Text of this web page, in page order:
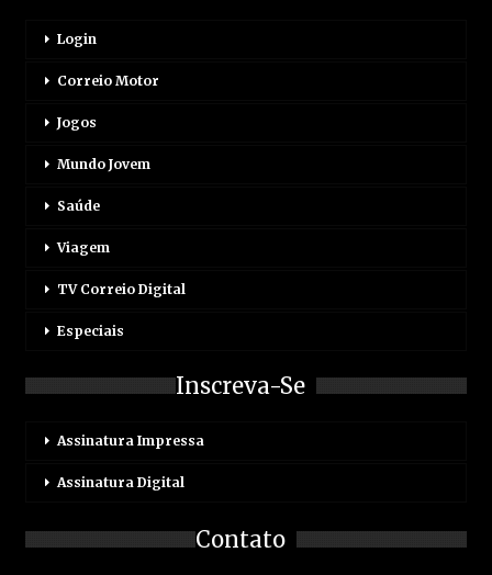
Login
Correio Motor
Jogos
Mundo Jovem
Saúde
Viagem
TV Correio Digital
Especiais
Inscreva-Se
Assinatura Impressa
Assinatura Digital
Contato